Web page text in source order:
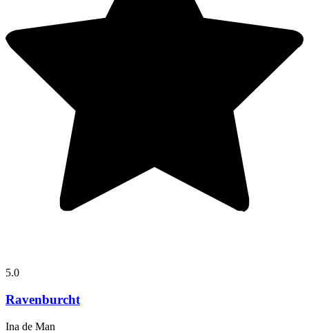
5.0
Ravenburcht
Ina de Man